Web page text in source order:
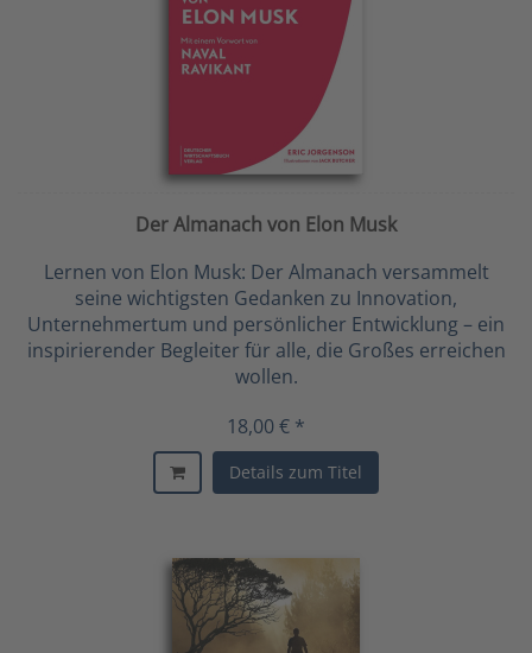
Der Almanach von Elon Musk
Lernen von Elon Musk: Der Almanach versammelt
seine wichtigsten Gedanken zu Innovation,
Unternehmertum und persönlicher Entwicklung – ein
inspirierender Begleiter für alle, die Großes erreichen
wollen.
18,00 € *
Details zum Titel